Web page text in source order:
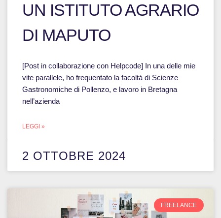
UN ISTITUTO AGRARIO
DI MAPUTO
[Post in collaborazione con Helpcode] In una delle mie
vite parallele, ho frequentato la facoltà di Scienze
Gastronomiche di Pollenzo, e lavoro in Bretagna
nell’azienda
LEGGI »
2 OTTOBRE 2024
FREELANCE